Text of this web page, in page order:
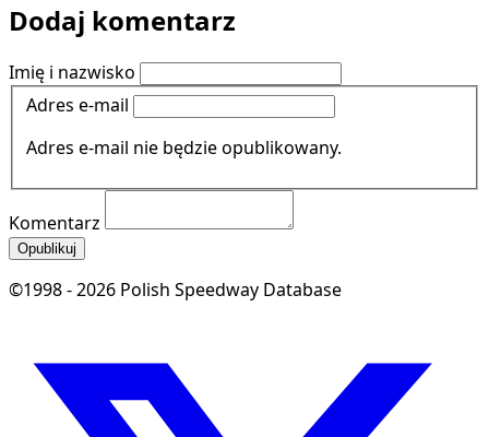
Dodaj komentarz
Imię i nazwisko
Adres e-mail
Adres e-mail nie będzie opublikowany.
Komentarz
Opublikuj
©1998 - 2026 Polish Speedway Database